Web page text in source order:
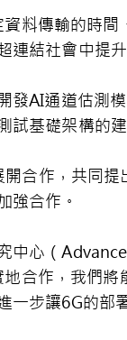
料傳輸的時
連結社會中提
發AI通道估測
試基礎架構的建
合作，共同
強合作。
中心（
合作，我們
步讓6G的部